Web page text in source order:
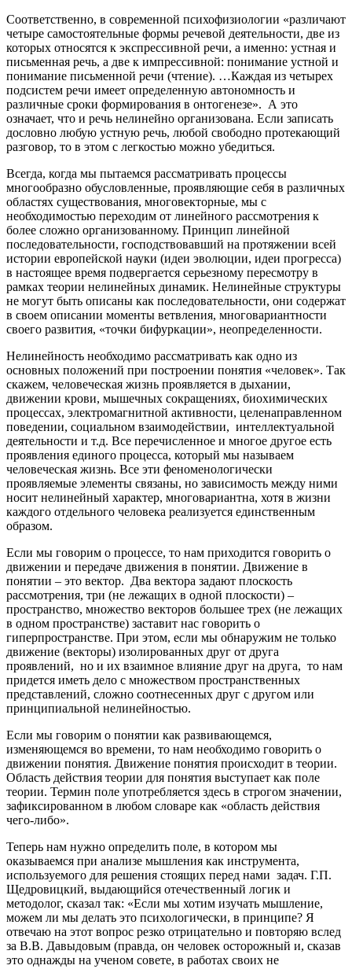
Соответственно, в современной психофизиологии «различают
четыре самостоятельные формы речевой деятельности, две из
которых относятся к экспрессивной речи, а именно: устная и
письменная речь, а две к импрессивной: понимание устной и
понимание письменной речи (чтение). …Каждая из четырех
подсистем речи имеет определенную автономность и
различные сроки формирования в онтогенезе». А это
означает, что и речь нелинейно организована. Если записать
дословно любую устную речь, любой свободно протекающий
разговор, то в этом с легкостью можно убедиться.
Всегда, когда мы пытаемся рассматривать процессы
многообразно обусловленные, проявляющие себя в различных
областях существования, многовекторные, мы с
необходимостью переходим от линейного рассмотрения к
более сложно организованному. Принцип линейной
последовательности, господствовавший на протяжении всей
истории европейской науки (идеи эволюции, идеи прогресса)
в настоящее время подвергается серьезному пересмотру в
рамках теории нелинейных динамик. Нелинейные структуры
не могут быть описаны как последовательности, они содержат
в своем описании моменты ветвления, многовариантности
своего развития, «точки бифуркации», неопределенности.
Нелинейность необходимо рассматривать как одно из
основных положений при построении понятия «человек». Так
скажем, человеческая жизнь проявляется в дыхании,
движении крови, мышечных сокращениях, биохимических
процессах, электромагнитной активности, целенаправленном
поведении, социальном взаимодействии, интеллектуальной
деятельности и т.д. Все перечисленное и многое другое есть
проявления единого процесса, который мы называем
человеческая жизнь. Все эти феноменологически
проявляемые элементы связаны, но зависимость между ними
носит нелинейный характер, многовариантна, хотя в жизни
каждого отдельного человека реализуется единственным
образом.
Если мы говорим о процессе, то нам приходится говорить о
движении и передаче движения в понятии. Движение в
понятии – это вектор. Два вектора задают плоскость
рассмотрения, три (не лежащих в одной плоскости) –
пространство, множество векторов большее трех (не лежащих
в одном пространстве) заставит нас говорить о
гиперпространстве. При этом, если мы обнаружим не только
движение (векторы) изолированных друг от друга
проявлений, но и их взаимное влияние друг на друга, то нам
придется иметь дело с множеством пространственных
представлений, сложно соотнесенных друг с другом или
принципиальной нелинейностью.
Если мы говорим о понятии как развивающемся,
изменяющемся во времени, то нам необходимо говорить о
движении понятия. Движение понятия происходит в теории.
Область действия теории для понятия выступает как поле
теории. Термин поле употребляется здесь в строгом значении,
зафиксированном в любом словаре как «область действия
чего-либо».
Теперь нам нужно определить поле, в котором мы
оказываемся при анализе мышления как инструмента,
используемого для решения стоящих перед нами задач. Г.П.
Щедровицкий, выдающийся отечественный логик и
методолог, сказал так: «Если мы хотим изучать мышление,
можем ли мы делать это психологически, в принципе? Я
отвечаю на этот вопрос резко отрицательно и повторяю вслед
за В.В. Давыдовым (правда, он человек осторожный и, сказав
это однажды на ученом совете, в работах своих не